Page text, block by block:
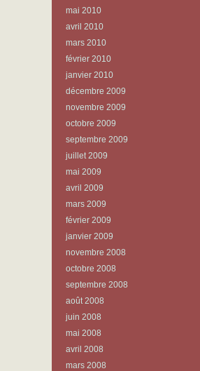
mai 2010
avril 2010
mars 2010
février 2010
janvier 2010
décembre 2009
novembre 2009
octobre 2009
septembre 2009
juillet 2009
mai 2009
avril 2009
mars 2009
février 2009
janvier 2009
novembre 2008
octobre 2008
septembre 2008
août 2008
juin 2008
mai 2008
avril 2008
mars 2008